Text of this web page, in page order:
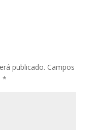
publicado. Campos
*